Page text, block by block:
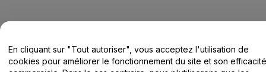
Centre d'assistance / Nous contacter
En cliquant sur "Tout autoriser", vous acceptez l'utilisation de
cookies pour améliorer le fonctionnement du site et son efficacité